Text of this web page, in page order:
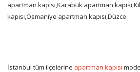
apartman kapısı,Karabük apartman
kapısı,Osmaniye apartman kapısı,Düzce
İstanbul tüm ilçelerine apartman kapısı